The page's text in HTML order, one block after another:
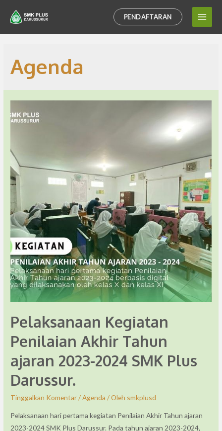
PENDAFTARAN
Agenda
Pelaksanaan Kegiatan
Penilaian Akhir Tahun
ajaran 2023-2024 SMK Plus
Darussur.
Tinggalkan Komentar/Agenda / Oleh smkplusd
Pelaksanaan hari pertama kegiatan Penilaian Akhir Tahun ajaran
2023-2024 SMK Plus Darussur. Pada tahun ajaran 2023-2024,